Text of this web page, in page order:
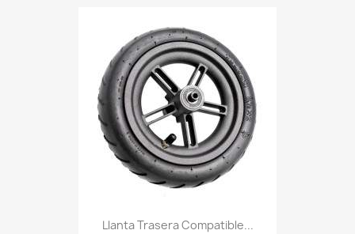
Llanta Trasera Compatible...